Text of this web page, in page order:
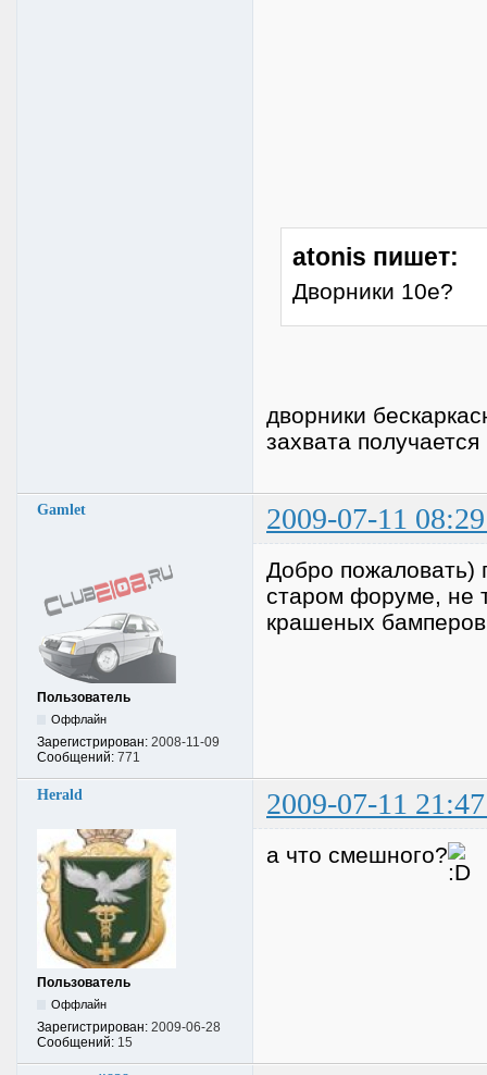
atonis пишет:
Дворники 10е?
дворники
захвата
Gamlet 2009-07-11
Пользователь
Оффлайн
Зарегистрирован: 2008-11-09
Сообщений: 771
Добро пожаловать)
старом форуме, не
крашеных
Herald 2009-07-11
Пользователь
Оффлайн
Зарегистрирован: 2009-06-28
Сообщений: 15
а что смешного?